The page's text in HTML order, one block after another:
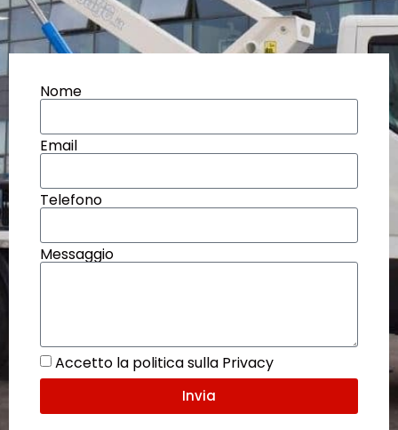
Nome
Email
Telefono
Messaggio
Accetto la politica sulla Privacy
Invia